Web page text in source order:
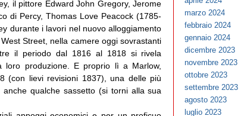
il pittore Edward John Gregory, Jerome
di Percy, Thomas Love Peacock (1785-
durante i lavori nel nuovo alloggiamento
Street, nella camere oggi sovrastanti
il periodo dal 1816 al 1818 si rivela
loro produzione. E proprio lì a Marlow,
(con lievi revisioni 1837), una delle più
qualche sassetto (si torni alla sua
marzo 2024
febbraio 2024
gennaio 2024
dicembre 2023
novembre 2023
ottobre 2023
settembre 2023
agosto 2023
luglio 2023